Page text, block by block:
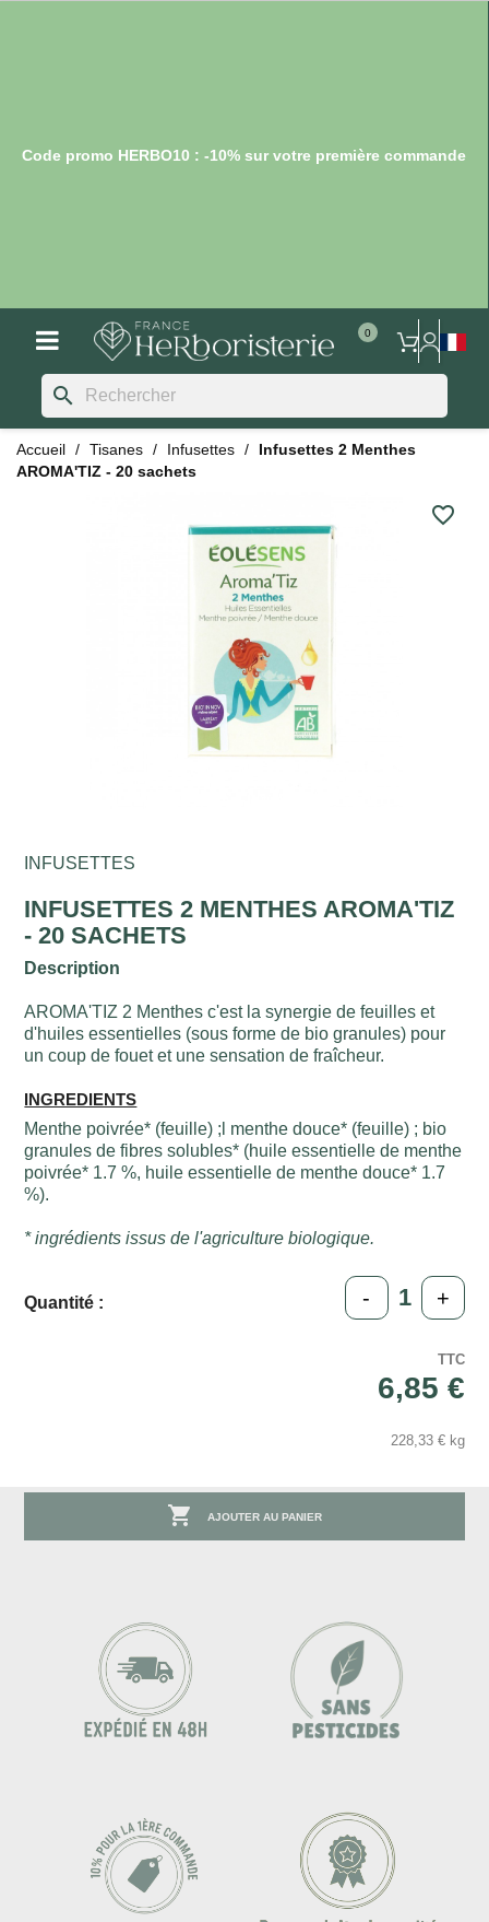
Code promo HERBO10 : -10% sur votre première commande
search
Accueil Tisanes Infusettes
Infusettes 2 Menthes
AROMA'TIZ - 20 sachets
favorite_border
INFUSETTES
INFUSETTES 2 MENTHES AROMA'TIZ
- 20 SACHETS
Description
AROMA'TIZ 2 Menthes c'est la synergie de feuilles et
d'huiles essentielles (sous forme de bio granules) pour
un coup de fouet et une sensation de fraîcheur.
INGREDIENTS
Menthe poivrée* (feuille) ;l menthe douce* (feuille) ; bio
granules de fibres solubles* (huile essentielle de menthe
poivrée* 1.7 %, huile essentielle de menthe douce* 1.7
%).
* ingrédients issus de l'agriculture biologique.
Quantité : - +
TTC
6,85 €
228,33 € kg
 AJOUTER AU PANIER